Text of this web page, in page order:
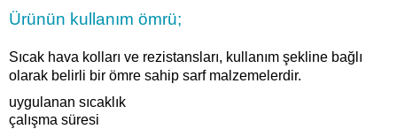
Ürünün kullanım ömrü;
Sıcak hava kolları ve rezistansları, kullanım şekline bağlı
olarak belirli bir ömre sahip sarf malzemelerdir.
uygulanan sıcaklık
çalışma süresi